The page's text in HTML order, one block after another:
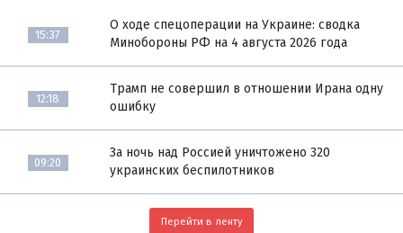
15:37
О ходе спецоперации на Украине: сводка
Минобороны РФ на 4 августа 2026 года
12:18
Трамп не совершил в отношении Ирана одну
ошибку
09:20
За ночь над Россией уничтожено 320
украинских беспилотников
Перейти в ленту